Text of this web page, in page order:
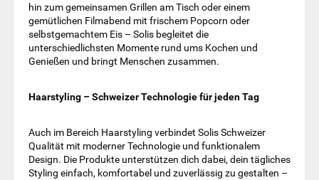
hin zum gemeinsamen Grillen am Tisch oder einem
gemütlichen Filmabend mit frischem Popcorn oder
selbstgemachtem Eis – Solis begleitet die
unterschiedlichsten Momente rund ums Kochen und
Genießen und bringt Menschen zusammen.
Haarstyling – Schweizer Technologie für jeden Tag
Auch im Bereich Haarstyling verbindet Solis Schweizer
Qualität mit moderner Technologie und funktionalem
Design. Die Produkte unterstützen dich dabei, dein tägliches
Styling einfach, komfortabel und zuverlässig zu gestalten –